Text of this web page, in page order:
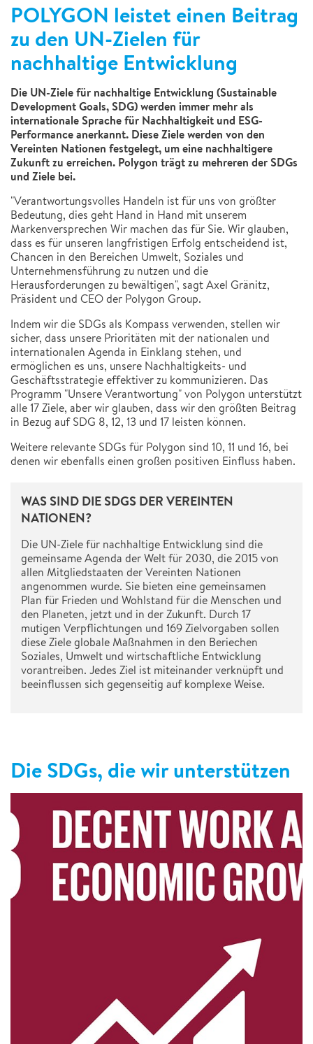
POLYGON leistet einen Beitrag
zu den UN-Zielen für
nachhaltige Entwicklung
Die UN-Ziele für nachhaltige Entwicklung (Sustainable
Development Goals, SDG) werden immer mehr als
internationale Sprache für Nachhaltigkeit und ESG-
Performance anerkannt. Diese Ziele werden von den
Vereinten Nationen festgelegt, um eine nachhaltigere
Zukunft zu erreichen. Polygon trägt zu mehreren der SDGs
und Ziele bei.
"Verantwortungsvolles Handeln ist für uns von größter
Bedeutung, dies geht Hand in Hand mit unserem
Markenversprechen Wir machen das für Sie. Wir glauben,
dass es für unseren langfristigen Erfolg entscheidend ist,
Chancen in den Bereichen Umwelt, Soziales und
Unternehmensführung zu nutzen und die
Herausforderungen zu bewältigen", sagt Axel Gränitz,
Präsident und CEO der Polygon Group.
Indem wir die SDGs als Kompass verwenden, stellen wir
sicher, dass unsere Prioritäten mit der nationalen und
internationalen Agenda in Einklang stehen, und
ermöglichen es uns, unsere Nachhaltigkeits- und
Geschäftsstrategie effektiver zu kommunizieren. Das
Programm "Unsere Verantwortung" von Polygon unterstützt
alle 17 Ziele, aber wir glauben, dass wir den größten Beitrag
in Bezug auf SDG 8, 12, 13 und 17 leisten können.
Weitere relevante SDGs für Polygon sind 10, 11 und 16, bei
denen wir ebenfalls einen großen positiven Einfluss haben.
WAS SIND DIE SDGS DER VEREINTEN
NATIONEN?
Die UN-Ziele für nachhaltige Entwicklung sind die
gemeinsame Agenda der Welt für 2030, die 2015 von
allen Mitgliedstaaten der Vereinten Nationen
angenommen wurde. Sie bieten eine gemeinsamen
Plan für Frieden und Wohlstand für die Menschen und
den Planeten, jetzt und in der Zukunft. Durch 17
mutigen Verpflichtungen und 169 Zielvorgaben sollen
diese Ziele globale Maßnahmen in den Beriechen
Soziales, Umwelt und wirtschaftliche Entwicklung
vorantreiben. Jedes Ziel ist miteinander verknüpft und
beeinflussen sich gegenseitig auf komplexe Weise.
Die SDGs, die wir unterstützen